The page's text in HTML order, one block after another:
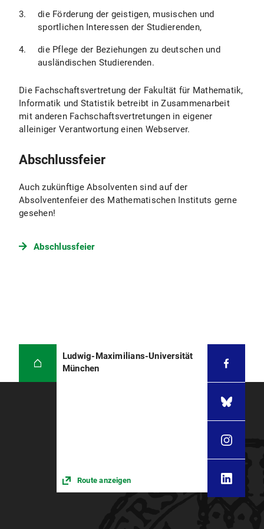
Weitere Begabtenförderungswerke
Neben der politisch, konfessionell und
Studienstiftung des deutschen Volkes gibt
es 11 weitere
Begabtenförderungswerke
Bundesministeriums für Bildung und
Forschung finanziert werden. Sie bieten ihren
Stipendiaten dieselbe finanzielle Förderung
wie die Studienstiftung und ebenfalls
Parteinahe Begabtenförderungswerke:
Friedrich-Ebert-Stiftung
Friedrich-Naumann-Stiftung
Ernst-Ludwig-Ehrlich-Studienwerk
Studienförderwerk Klaus
Murmann
fördert neben Studienaufenthalten auch
Fach- und Sprachkurse sowie Praktika im
die Förderung der geistigen, musischen und
sportlichen Interessen der Studierenden,
die Pflege der Beziehungen zu deutschen und
ausländischen Studierenden.
Die Fachschaftsvertretung der Fakultät für Mathematik,
Informatik und Statistik betreibt in Zusammenarbeit
mit anderen Fachschaftsvertretungen in eigener
alleiniger Verantwortung einen Webserver.
Abschlussfeier
Auch zukünftige Absolventen sind auf der
Absolventenfeier des Mathematischen Instituts gerne
gesehen!
Abschlussfeier
Ludwig-Maximilians-Universität
München
Route anzeigen